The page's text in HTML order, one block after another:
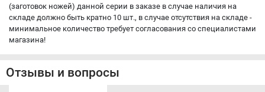
(заготовок ножей) данной серии в заказе в случае наличия на
складе должно быть кратно 10 шт., в случае отсутствия на складе -
минимальное количество требует согласования со специалистами
магазина!
Отзывы и вопросы